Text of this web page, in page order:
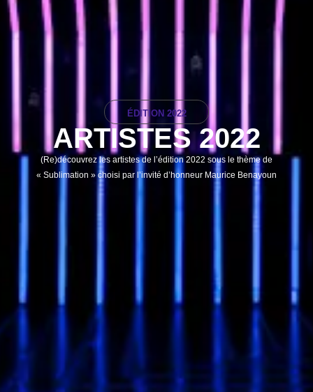
ÉDITION 2022
ARTISTES 2022
(Re)découvrez les artistes de l’édition 2022 sous le thème de
« Sublimation » choisi par l’invité d’honneur Maurice Benayoun